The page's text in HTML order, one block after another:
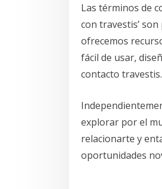
Las términos de
con travestis’
ofrecemos
fácil de usar,
contacto travestis.
explorar por el
relacionarte y
oportunidades